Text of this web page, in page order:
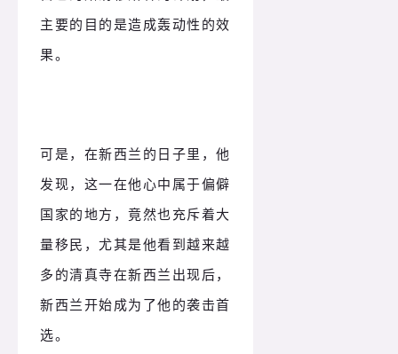
主要的目的是造成轰动性的效
果。
可是，在新西兰的日子里，他
发现，这一在他心中属于偏僻
国家的地方，竟然也充斥着大
量移民，尤其是他看到越来越
多的清真寺在新西兰出现后，
新西兰开始成为了他的袭击首
选。